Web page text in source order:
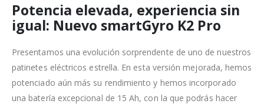
Potencia elevada, experiencia sin
igual: Nuevo smartGyro K2 Pro
Presentamos una evolución sorprendente de uno de nuestros
patinetes eléctricos estrella. En esta versión mejorada, hemos
potenciado aún más su rendimiento y hemos incorporado
una batería excepcional de 15 Ah, con la que podrás hacer